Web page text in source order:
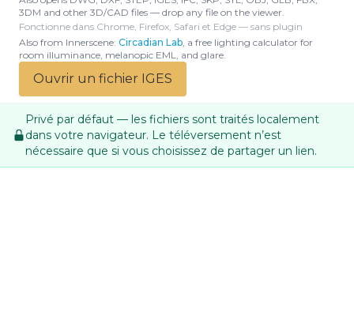
3DM and other 3D/CAD files — drop any file on the viewer.
Fonctionne dans Chrome, Firefox, Safari et Edge — sans plugin
Also from Innerscene: Circadian Lab, a free lighting calculator for
room illuminance, melanopic EML, and glare.
Ouvrir un fichier IGES
Privé par défaut — les fichiers sont traités localement
dans votre navigateur. Le téléversement n’est
nécessaire que si vous choisissez de partager un lien.